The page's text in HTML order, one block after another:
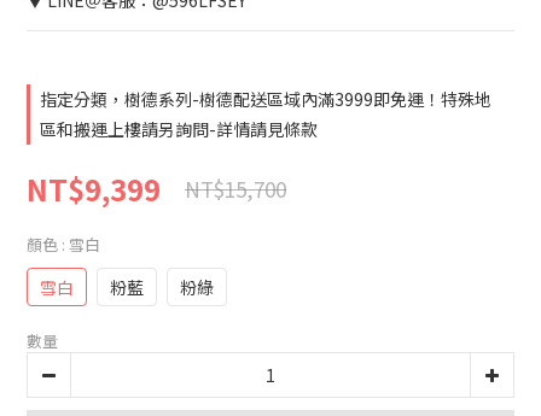
指定分類，樹德系列-樹德配送區域內滿3999即免運！特殊地
區和搬運上樓請另詢問-詳情請見條款
NT$9,399 NT$15,700
顏色 : 雪白
雪白 粉藍 粉綠
數量